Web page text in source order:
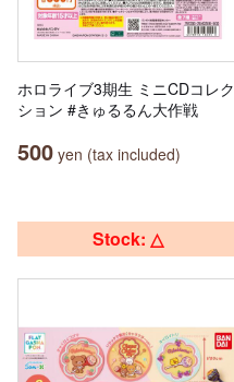
ホロライブ3期生 ミニCDコレク
ション #きゅるるん大作戦
500 yen (tax included)
Stock: △